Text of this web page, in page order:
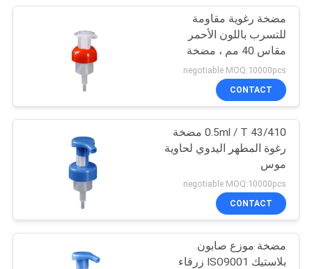
مضخة موزع الصابون
الرغوي
مضخة زيت بلاستيكية
11
مضخة رغوية مقاومة
للتسرب باللون الأحمر
مقاس 40 مم ، مضخة
صابون يد برغوة 0.5 سم
مكعب
negotiable MOQ:10000pcs
CONTACT
43/410 0.5ml / T مضخة
رغوة المطهر اليدوي لحاوية
موس
negotiable MOQ:10000pcs
CONTACT
مضخة موزع صابون
بلاستيك ISO9001 زرقاء